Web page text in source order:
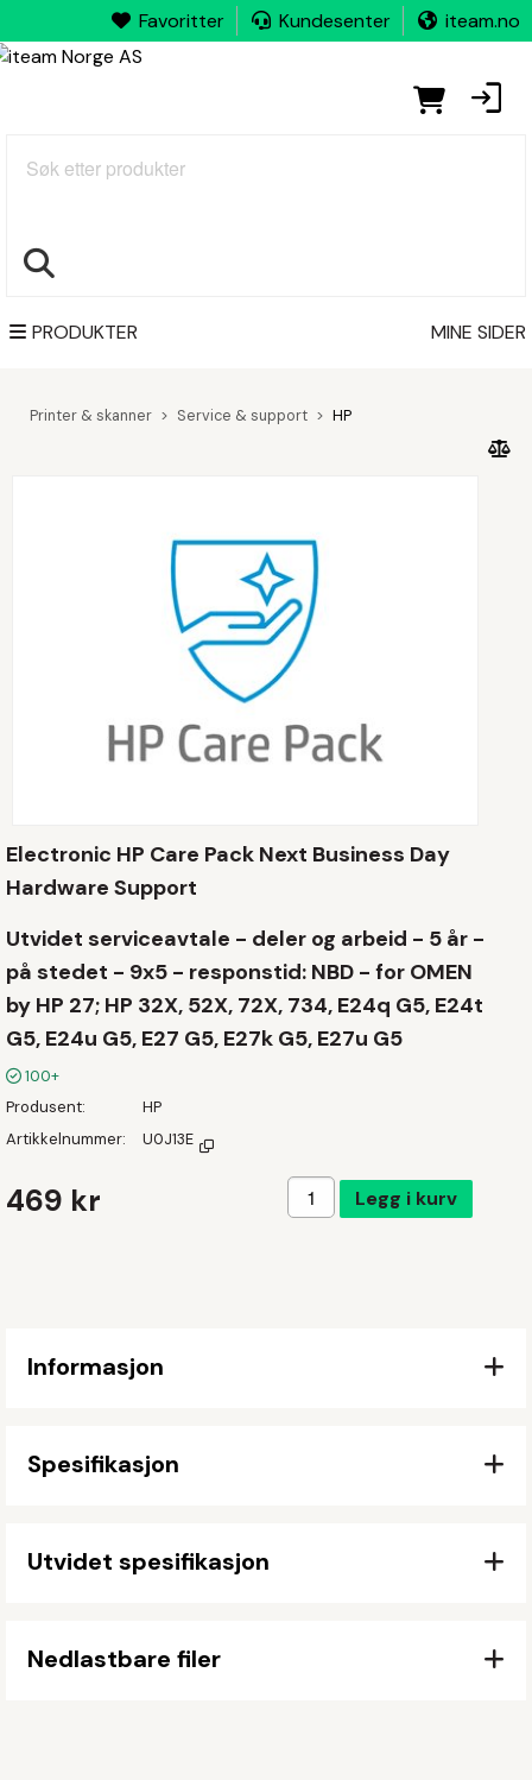
Favoritter Kundesenter iteam.no
Søk
PRODUKTER MINE SIDER
Printer & skanner Service & support HP
Electronic HP Care Pack Next Business Day
Hardware Support
Utvidet serviceavtale - deler og arbeid - 5 år -
på stedet - 9x5 - responstid: NBD - for OMEN
by HP 27; HP 32X, 52X, 72X, 734, E24q G5, E24t
G5, E24u G5, E27 G5, E27k G5, E27u G5
100+
Produsent
HP
Artikkelnummer
U0J13E
469 kr Legg i handlekurven
Legg i kurv
Informasjon
Spesifikasjon
Utvidet spesifikasjon
Nedlastbare filer